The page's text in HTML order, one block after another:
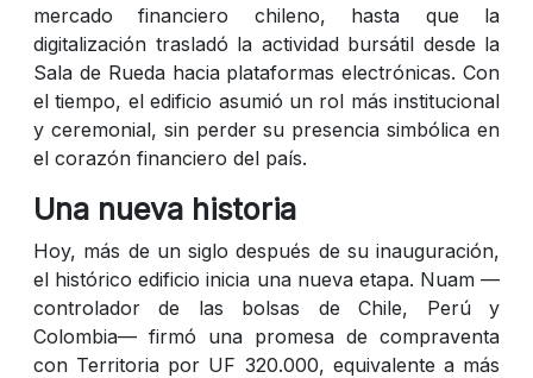
mercado financiero chileno, hasta que la
digitalización trasladó la actividad bursátil desde la
Sala de Rueda hacia plataformas electrónicas. Con
el tiempo, el edificio asumió un rol más institucional
y ceremonial, sin perder su presencia simbólica en
el corazón financiero del país.
Una nueva historia
Hoy, más de un siglo después de su inauguración,
el histórico edificio inicia una nueva etapa. Nuam —
controlador de las bolsas de Chile, Perú y
Colombia— firmó una promesa de compraventa
con Territoria por UF 320.000, equivalente a más